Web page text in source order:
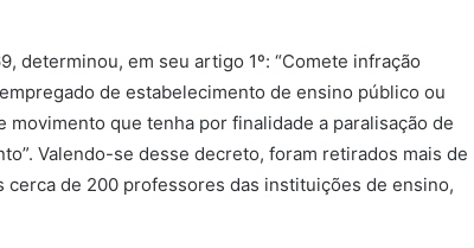
determinou, em seu artigo 1º: “Comete infração
de estabelecimento de ensino público ou
que tenha por finalidade a paralisação de
Valendo-se desse decreto, foram retirados mais de
de 200 professores das instituições de ensino,